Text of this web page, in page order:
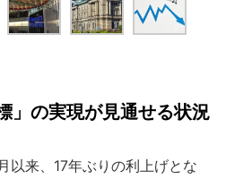
」の実現が見通せる状況
来、17年ぶりの利上げとな